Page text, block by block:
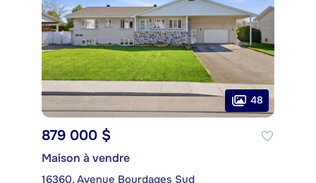
48
879 000 $
Maison à vendre
16360, Avenue Bourdages Sud